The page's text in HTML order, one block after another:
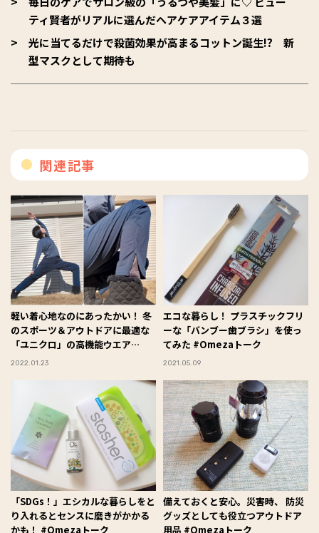
ティ賢者がリアルに選んだヘアケアアイテム３選
光に当てるだけで殺菌効果が高まるコットン誕生!? 新
型マスクとして期待も
関連記事
軽い着心地なのにあったかい！ 冬
のスポーツ＆アウトドアに最適な
「ユニクロ」の高機能ウエア
#Omezaトーク
2022.01.23
エコな暮らし！ プラスチックフリ
ーな「バンブー歯ブラシ」を使っ
てみた #Omezaトーク
2021.05.09
「SDGs！」エシカルな暮らしをと
り入れるとセンスに磨きがかかる
かも！ #Omezaトーク
備えておくと安心。災害時、 防災
グッズとしても役立つアウトドア
用品 #Omezaトーク